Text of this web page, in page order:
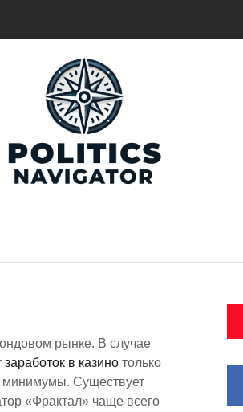
рынке. В случае
заработок в казино только
Существует
«Фрактал» чаще всего